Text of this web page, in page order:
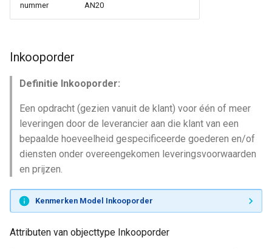
nummer AN20
Inkooporder
Definitie Inkooporder:
Een opdracht (gezien vanuit de klant) voor één of meer
leveringen door de leverancier aan die klant van een
bepaalde hoeveelheid gespecificeerde goederen en/of
diensten onder overeengekomen leveringsvoorwaarden
en prijzen.
Kenmerken Model Inkooporder
Attributen van objecttype Inkooporder